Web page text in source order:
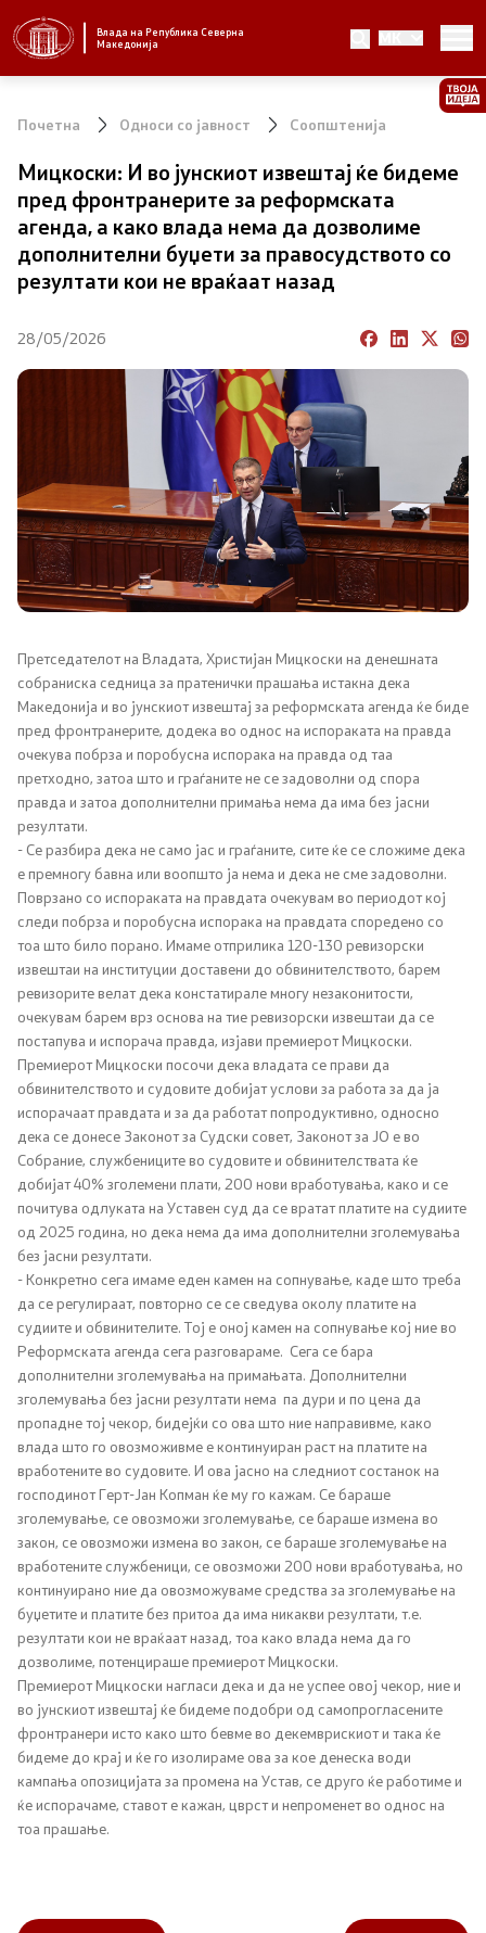
Влада на Република Северна
Македонија
MK
Стратешки приоритети и програма
Завршени планови
Стратешки план на Генералниот секретаријат
Влада
Претседател на Владата
Канцеларија на Претседателот на Владата
Заменици на Претседателот на Владата
Состав на Владата
Министерства
СОЗР
Комисии
Органи во состав
Национални координатори
Генерален Секретаријат
Односи со јавност
Канцеларија на портпарол
Медија центар
Отворена Влада
Отчетност
Финансии
Сервисни информации
Антикорупција
Организација и систематизација
Регулатива
Отворени податоци
Контакт
Контакт
Изјава за пристапност
Почетна Односи со јавност Соопштенија
Мицкоски: И во јунскиот извештај ќе бидеме
пред фронтранерите за реформската
агенда, а како влада нема да дозволиме
дополнителни буџети за правосудството со
резултати кои не враќаат назад
28/05/2026
Претседателот на Владата, Христијан Мицкоски на денешната
собраниска седница за пратенички прашања истакна дека
Македонија и во јунскиот извештај за реформската агенда ќе биде
пред фронтранерите, додека во однос на испораката на правда
очекува побрза и поробусна испорака на правда од таа
претходно, затоа што и граѓаните не се задоволни од спора
правда и затоа дополнителни примања нема да има без јасни
резултати.
- Се разбира дека не само јас и граѓаните, сите ќе се сложиме дека
е премногу бавна или воопшто ја нема и дека не сме задоволни.
Поврзано со испораката на правдата очекувам во периодот кој
следи побрза и поробусна испорака на правдата споредено со
тоа што било порано. Имаме отприлика 120-130 ревизорски
извештаи на институции доставени до обвинителството, барем
ревизорите велат дека констатирале многу незаконитости,
очекувам барем врз основа на тие ревизорски извештаи да се
постапува и испорача правда, изјави премиерот Мицкоски.
Премиерот Мицкоски посочи дека владата се прави да
обвинителството и судовите добијат услови за работа за да ја
испорачаат правдата и за да работат попродуктивно, односно
дека се донесе Законот за Судски совет, Законот за ЈО е во
Собрание, службениците во судовите и обвинителствата ќе
добијат 40% зголемени плати, 200 нови вработувања, како и се
почитува одлуката на Уставен суд да се вратат платите на судиите
од 2025 година, но дека нема да има дополнителни зголемувања
без јасни резултати.
- Конкретно сега имаме еден камен на сопнување, каде што треба
да се регулираат, повторно се се сведува околу платите на
судиите и обвинителите. Тој е оној камен на сопнување кој ние во
Реформската агенда сега разговараме. Сега се бара
дополнителни зголемувања на примањата. Дополнителни
зголемувања без јасни резултати нема па дури и по цена да
пропадне тој чекор, бидејќи со ова што ние направивме, како
влада што го овозможивме е континуиран раст на платите на
вработените во судовите. И ова јасно на следниот состанок на
господинот Герт-Јан Копман ќе му го кажам. Се бараше
зголемување, се овозможи зголемување, се бараше измена во
закон, се овозможи измена во закон, се бараше зголемување на
вработените службеници, се овозможи 200 нови вработувања, но
континуирано ние да овозможуваме средства за зголемување на
буџетите и платите без притоа да има никакви резултати, т.е.
резултати кои не враќаат назад, тоа како влада нема да го
дозволиме, потенцираше премиерот Мицкоски.
Премиерот Мицкоски нагласи дека и да не успее овој чекор, ние и
во јунскиот извештај ќе бидеме подобри од самопрогласените
фронтранери исто како што бевме во декемврискиот и така ќе
бидеме до крај и ќе го изолираме ова за кое денеска води
кампања опозицијата за промена на Устав, се друго ќе работиме и
ќе испорачаме, ставот е кажан, цврст и непроменет во однос на
тоа прашање.